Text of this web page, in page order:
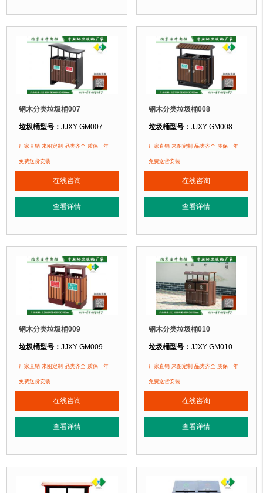
北京奥林匹克森林公园、北京万达广场、北京某小区....
北京香山公园、北京玉渊潭公园、北
钢木分类垃圾桶007
垃圾桶型号：JJXY-GM007
垃圾桶规格：长820mm 宽420mm 高1030mm
垃圾桶材质：
垃圾桶周期：现货产品 厂家直销 即拍即发 定制批发
垃圾桶特点：选用镀锌钢板裁剪、压制、折弯后再焊接而成型，垃圾桶经磷
正在使用该垃圾桶的部分客户：
北京香山公园、北京玉渊潭公园、北京某小区....
厂家直销 来图定制 品类齐全 质保一年
免费送货安装
在线咨询
查看详情
钢木分类垃圾桶008
垃圾桶型号： JJXY-GM008
垃圾桶规格：长770mm 宽420mm
垃圾桶材质：
垃圾桶周期：现货产品 厂家直销 即
垃圾桶特点：选用镀锌钢板裁剪、
正在使用该垃圾桶的部分客户：
北京雍和宫、北京玉渊潭公园、北京
厂家直销 来图定制 品类齐全 质保一年
免费送货安装
在线咨询
查看详情
钢木分类垃圾桶009
垃圾桶型号：JJXY-GM009
垃圾桶规格：长860mm 宽400mm 高900mm
垃圾桶材质：
垃圾桶周期：现货产品 厂家直销 即拍即发 定制批发
垃圾桶特点：选用镀锌钢板裁剪、压制、折弯后再焊接而成型，垃圾桶经磷
正在使用该垃圾桶的部分客户：
北京香山公园、北京日坛公园、北京某小区....
厂家直销 来图定制 品类齐全 质保一年
免费送货安装
在线咨询
查看详情
钢木分类垃圾桶010
垃圾桶型号： JJXY-GM010
垃圾桶规格：长1000mm 宽490mm
垃圾桶材质：
垃圾桶周期：现货产品 厂家直销 即
垃圾桶特点：选用镀锌钢板裁剪、
正在使用该垃圾桶的部分客户：
北京奥利匹克水上公园、北京玉渊潭
厂家直销 来图定制 品类齐全 质保一年
免费送货安装
在线咨询
查看详情